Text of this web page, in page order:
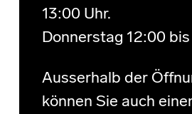
13:00 Uhr.
Donnerstag 12:00 bis
Ausserhalb der
können Sie auch